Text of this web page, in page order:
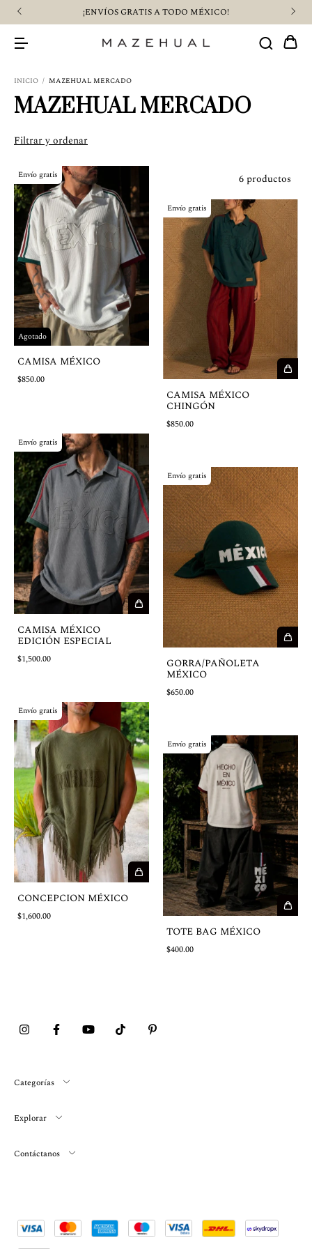
¡ENVÍOS GRATIS A TODO MÉXICO!
INICIO / MAZEHUAL MERCADO
MAZEHUAL MERCADO
Filtrar y ordenar
6 productos
Agotado
Envío gratis
CAMISA MÉXICO
$850.00
Envío gratis
CAMISA MÉXICO
CHINGÓN
$850.00
Envío gratis
CAMISA MÉXICO
EDICIÓN ESPECIAL
$1,500.00
Envío gratis
GORRA/PAÑOLETA
MÉXICO
$650.00
Envío gratis
CONCEPCION MÉXICO
$1,600.00
Envío gratis
TOTE BAG MÉXICO
$400.00
Categorías
Explorar
Contáctanos